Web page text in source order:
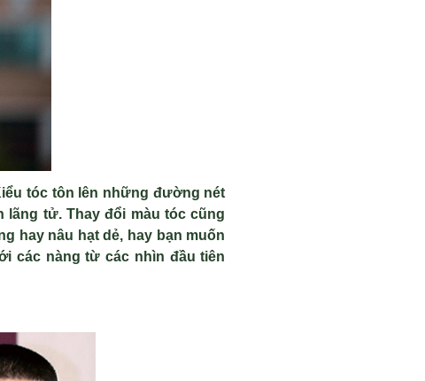
tóc tôn lên những đường nét
lãng tử. Thay đổi màu tóc cũng
hay nâu hạt dẻ, hay bạn muốn
các nàng từ các nhìn đầu tiên